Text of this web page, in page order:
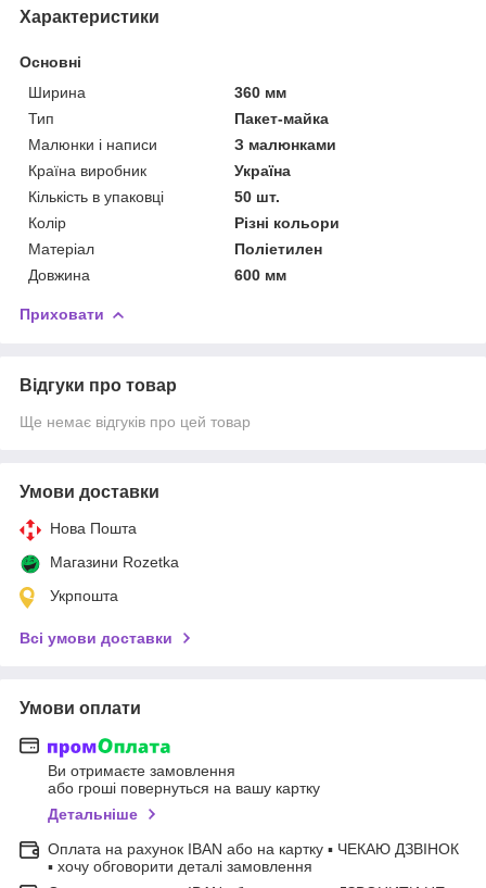
Характеристики
Основні
Ширина
360 мм
Тип
Пакет-майка
Малюнки і написи
З малюнками
Країна виробник
Україна
Кількість в упаковці
50 шт.
Колір
Різні кольори
Матеріал
Поліетилен
Довжина
600 мм
Приховати
Відгуки про товар
Ще немає відгуків про цей товар
Умови доставки
Нова Пошта
Магазини Rozetka
Укрпошта
Всі умови доставки
Умови оплати
Ви отримаєте замовлення
або гроші повернуться на вашу картку
Детальніше
Оплата на рахунок IBAN або на картку ▪ ЧЕКАЮ ДЗВІНОК
▪ хочу обговорити деталі замовлення